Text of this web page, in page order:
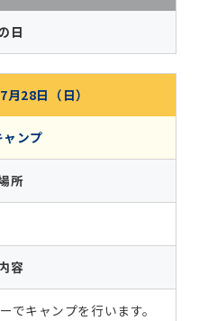
日
28日（日）
ンプ
所
容
でキャンプを行います。